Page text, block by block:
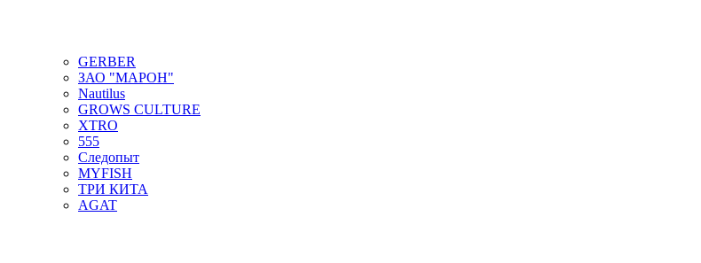
GERBER
ЗАО "МАРОН"
Nautilus
GROWS CULTURE
XTRO
555
Следопыт
MYFISH
ТРИ КИТА
AGAT